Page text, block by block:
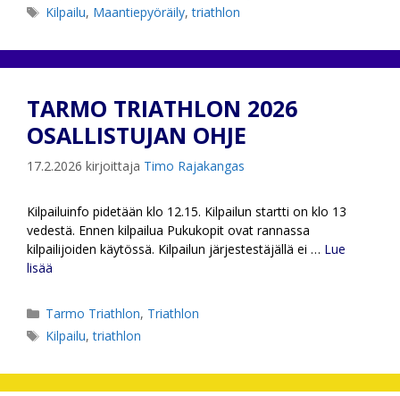
Avainsanat
Kilpailu, Maantiepyöräily,triathlon
TARMO TRIATHLON 2026
OSALLISTUJAN OHJE
17.2.2026 kirjoittaja Timo Rajakangas
Kilpailuinfo pidetään klo 12.15. Kilpailun startti on klo 13
vedestä. Ennen kilpailua Pukukopit ovat rannassa
kilpailijoiden käytössä. Kilpailun järjestestäjällä ei … Lue
lisää
Kategoriat
Tarmo Triathlon, Triathlon
Avainsanat
Kilpailu,triathlon